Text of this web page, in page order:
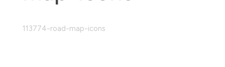
113774-road-map-icons